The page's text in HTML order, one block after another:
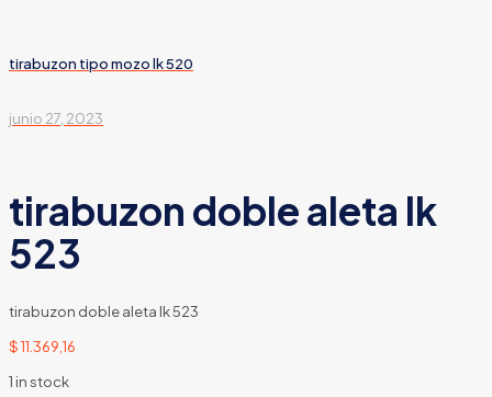
tirabuzon tipo mozo lk 520
junio 27, 2023
tirabuzon doble aleta lk
523
tirabuzon doble aleta lk 523
$11.369,16
1 in stock